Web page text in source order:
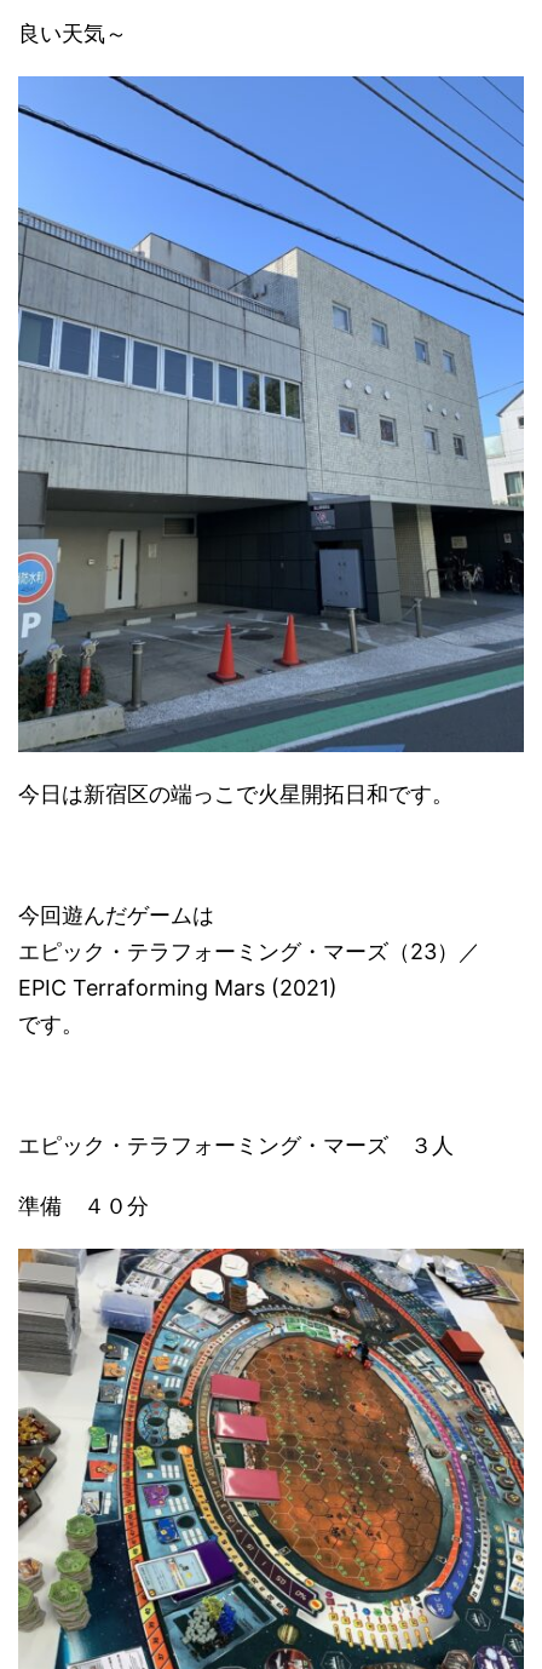
良い天気～
今日は新宿区の端っこで火星開拓日和です。
今回遊んだゲームは
エピック・テラフォーミング・マーズ（23）／
EPIC Terraforming Mars (2021)
です。
エピック・テラフォーミング・マーズ ３人
準備 ４０分